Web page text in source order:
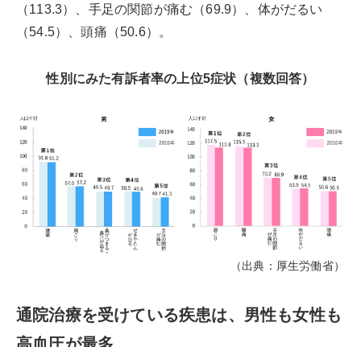
（113.3）、手足の関節が痛む（69.9）、体がだるい
（54.5）、頭痛（50.6）。
性別にみた有訴者率の上位5症状（複数回答）
（出典：厚生労働省）
通院治療を受けている疾患は、男性も女性も